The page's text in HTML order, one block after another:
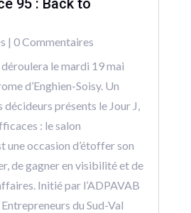
95 : Back to
| 0 Commentaires
déroulera le mardi 19 mai
d’Enghien-Soisy. Un
présents le Jour J,
: le salon
une occasion d’étoffer son
de gagner en visibilité et de
Initié par l’ADPAVAB
du Sud-Val